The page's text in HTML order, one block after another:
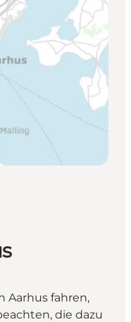
Aarhus fahren,
die dazu